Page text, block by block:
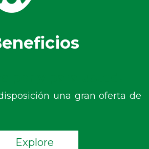
una gran oferta de
Explore